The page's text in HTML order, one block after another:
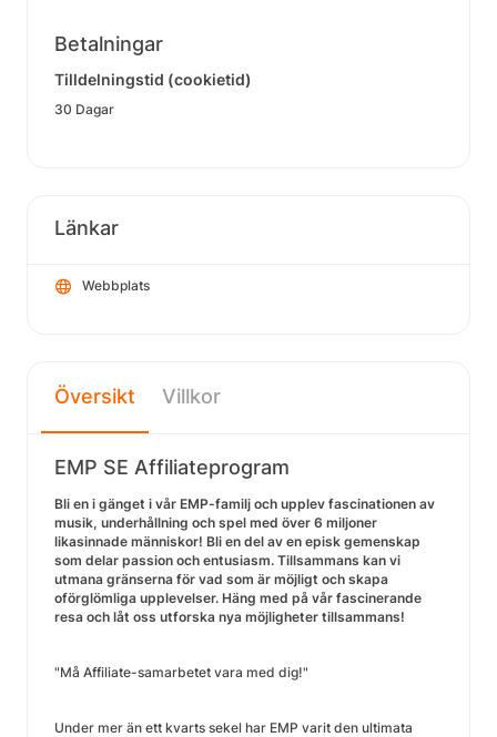
Betalningar
Tilldelningstid (cookietid)
30 Dagar
Länkar
Webbplats
Översikt Villkor
EMP SE Affiliateprogram
Bli en i gänget i vår EMP-familj och upplev fascinationen av
musik, underhållning och spel med över 6 miljoner
likasinnade människor! Bli en del av en episk gemenskap
som delar passion och entusiasm. Tillsammans kan vi
utmana gränserna för vad som är möjligt och skapa
oförglömliga upplevelser. Häng med på vår fascinerande
resa och låt oss utforska nya möjligheter tillsammans!
"Må Affiliate-samarbetet vara med dig!"
Under mer än ett kvarts sekel har EMP varit den ultimata